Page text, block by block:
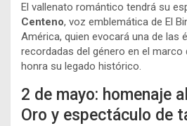
El vallenato romántico tendrá su
Centeno, voz emblemática de El
América, quien evocará una de las
recordadas del género en el marco
honra su legado histórico.
2 de mayo: homenaje
Oro y espectáculo de